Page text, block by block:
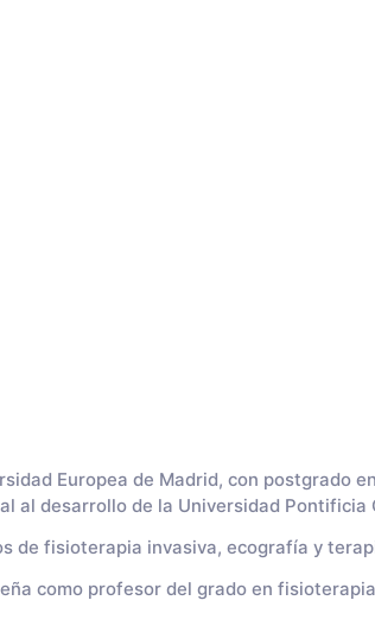
Europea de Madrid, con postgrado
al desarrollo de la Universidad Pontificia
de fisioterapia invasiva, ecografía y
como profesor del grado en